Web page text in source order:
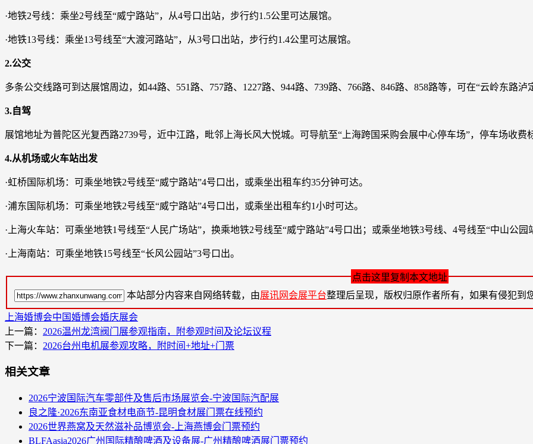
·地铁2号线：乘坐2号线至“威宁路站”，从4号口出站，步行约1.5公里可达展馆。
·地铁13号线：乘坐13号线至“大渡河路站”，从3号口出站，步行约1.4公里可达展馆。
2.公交
多条公交线路可到达展馆周边，如44路、551路、757路、1227路、944路、739路、766路、846路、858路等，可在“云岭东路泸
3.自驾
展馆地址为普陀区光复西路2739号，近中江路，毗邻上海长风大悦城。可导航至“上海跨国采购会展中心停车场”，停车场收费
4.从机场或火车站出发
·虹桥国际机场：可乘坐地铁2号线至“威宁路站”4号口出，或乘坐出租车约35分钟可达。
·浦东国际机场：可乘坐地铁2号线至“威宁路站”4号口出，或乘坐出租车约1小时可达。
·上海火车站：可乘坐地铁1号线至“人民广场站”，换乘地铁2号线至“威宁路站”4号口出；或乘坐地铁3号线、4号线至“中山公园
·上海南站：可乘坐地铁15号线至“长风公园站”3号口出。
点击这里复制本文地址
本站部分内容来自网络转载，由展讯网会展平台整理后呈现，版权归原作者所有，如果有侵犯到
上海婚博会中国婚博会婚庆展会
上一篇： 2026温州龙湾阀门展参观指南，附参观时间及论坛议程
下一篇： 2026台州电机展参观攻略，附时间+地址+门票
相关文章
2026宁波国际汽车零部件及售后市场展览会-宁波国际汽配展
良之隆·2026东南亚食材电商节-昆明食材展门票在线预约
2026世界燕窝及天然滋补品博览会-上海燕博会门票预约
BLFAasia2026广州国际精酿啤酒及设备展-广州精酿啤酒展门票预约